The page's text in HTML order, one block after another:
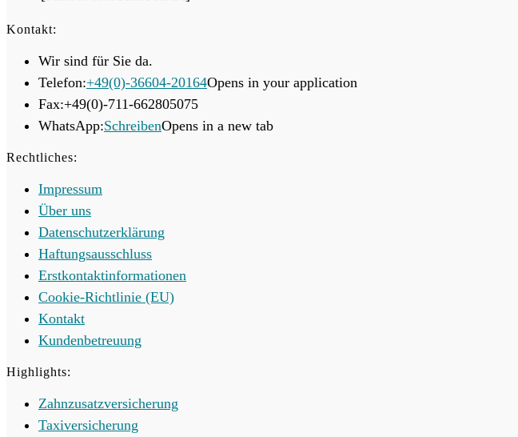
Kontakt:
Wir sind für Sie da.
Telefon:+49(0)-36604-20164Opens in your application
Fax:+49(0)-711-662805075
WhatsApp:SchreibenOpens in a new tab
Rechtliches:
Impressum
Über uns
Datenschutzerklärung
Haftungsausschluss
Erstkontaktinformationen
Cookie-Richtlinie (EU)
Kontakt
Kundenbetreuung
Highlights:
Zahnzusatzversicherung
Taxiversicherung